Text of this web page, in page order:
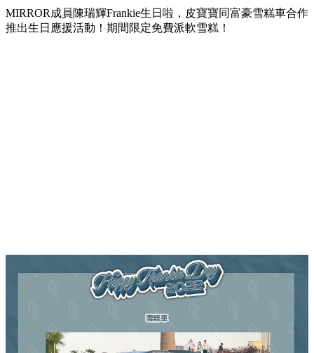
MIRROR成員陳瑞輝Frankie生日啦，皮寶寶同富豪雪糕車合作
推出生日應援活動！期間限定免費派軟雪糕！